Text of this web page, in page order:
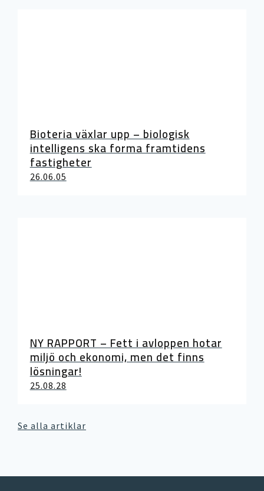
Bioteria växlar upp – biologisk
intelligens ska forma framtidens
fastigheter
26.06.05
NY RAPPORT – Fett i avloppen hotar
miljö och ekonomi, men det finns
lösningar!
25.08.28
Se alla artiklar